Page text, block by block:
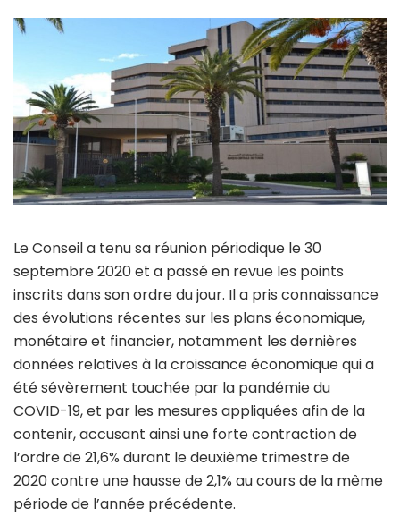
Le Conseil a tenu sa réunion périodique le 30
septembre 2020 et a passé en revue les points
inscrits dans son ordre du jour. Il a pris connaissance
des évolutions récentes sur les plans économique,
monétaire et financier, notamment les dernières
données relatives à la croissance économique qui a
été sévèrement touchée par la pandémie du
COVID-19, et par les mesures appliquées afin de la
contenir, accusant ainsi une forte contraction de
l’ordre de 21,6% durant le deuxième trimestre de
2020 contre une hausse de 2,1% au cours de la même
période de l’année précédente.